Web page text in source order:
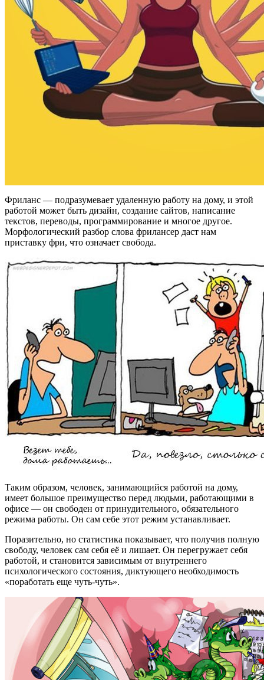
Фриланс — подразумевает удаленную работу на дому, и этой
работой может быть дизайн, создание сайтов, написание
текстов, переводы, программирование и многое другое.
Морфологический разбор слова фрилансер даст нам
приставку фри, что означает свобода.
Таким образом, человек, занимающийся работой на дому,
имеет большое преимущество перед людьми, работающими в
офисе — он свободен от принудительного, обязательного
режима работы. Он сам себе этот режим устанавливает.
Поразительно, но статистика показывает, что получив полную
свободу, человек сам себя её и лишает. Он перегружает себя
работой, и становится зависимым от внутреннего
психологического состояния, диктующего необходимость
«поработать еще чуть-чуть».